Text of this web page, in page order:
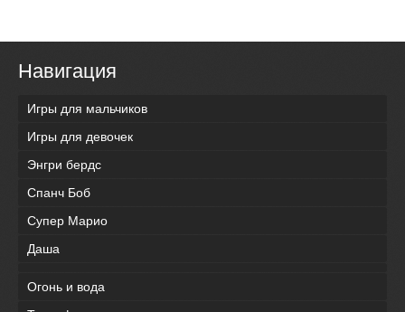
Навигация
Игры для мальчиков
Игры для девочек
Энгри бердс
Спанч Боб
Супер Марио
Даша
Огонь и вода